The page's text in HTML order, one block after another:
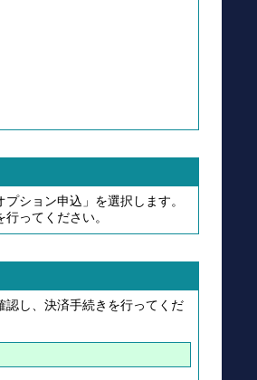
ション申込」を選択します。
ってください。
認し、決済手続きを行ってくだ